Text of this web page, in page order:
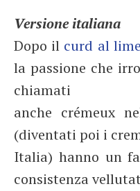
Versione italiana
Dopo il curd al lime
la passione che
chiamati
anche crémeux
(diventati poi i
Italia) hanno un
consistenza